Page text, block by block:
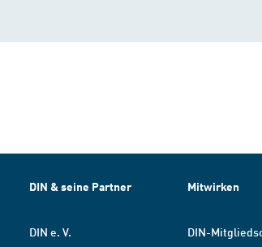
DIN & seine Partner
DIN e. V.
Mitwirken
DIN-